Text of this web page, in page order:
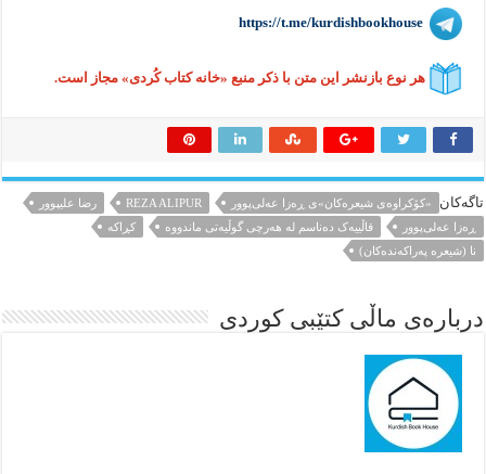
https://t.me/kurdishbookhouse
هر نوع بازنشر این متن با ذکر منبع «خانه کتاب کُردی» مجاز است.
تاگەکان «کۆکراوه‌ی شیعره‌کان»ی ڕەزا عه‌لی‌پوور REZA ALIPUR
رضا علیپوور
ڕەزا عه‌لی‌پوور
قاڵییەک ده‌ناسم له هه‌رچی گوڵیەتی ماندووه
کڕاکە
نا (شیعره په‌راکه‌نده‌کان)
درباره‌ی ماڵی کتێبی کوردی